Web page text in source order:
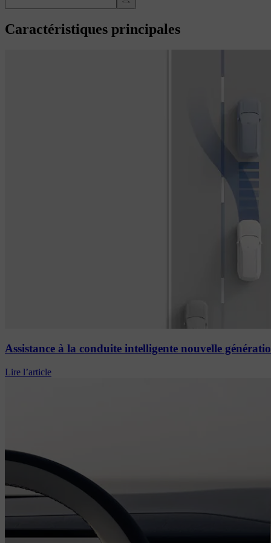
Caractéristiques principales
Assistance à la conduite intelligente nouvelle
Lire l’article